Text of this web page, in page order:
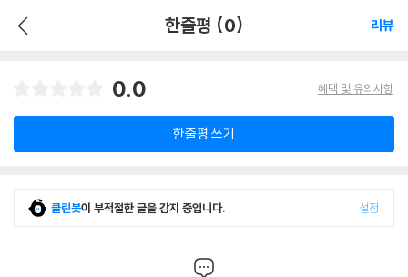
한줄평 (0) 리뷰
0.0 혜택 및 유의사항
한줄평 쓰기
클린봇이 부적절한 글을 감지 중입니다. 설정